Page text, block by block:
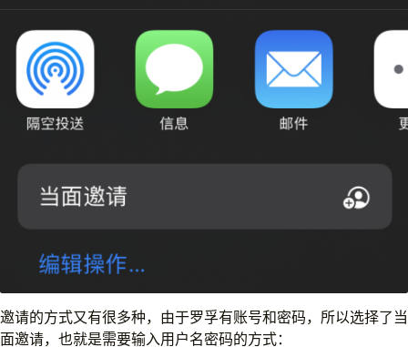
邀请的方式又有很多种，由于罗孚有账号和密码，所以选择了当
面邀请，也就是需要输入用户名密码的方式：